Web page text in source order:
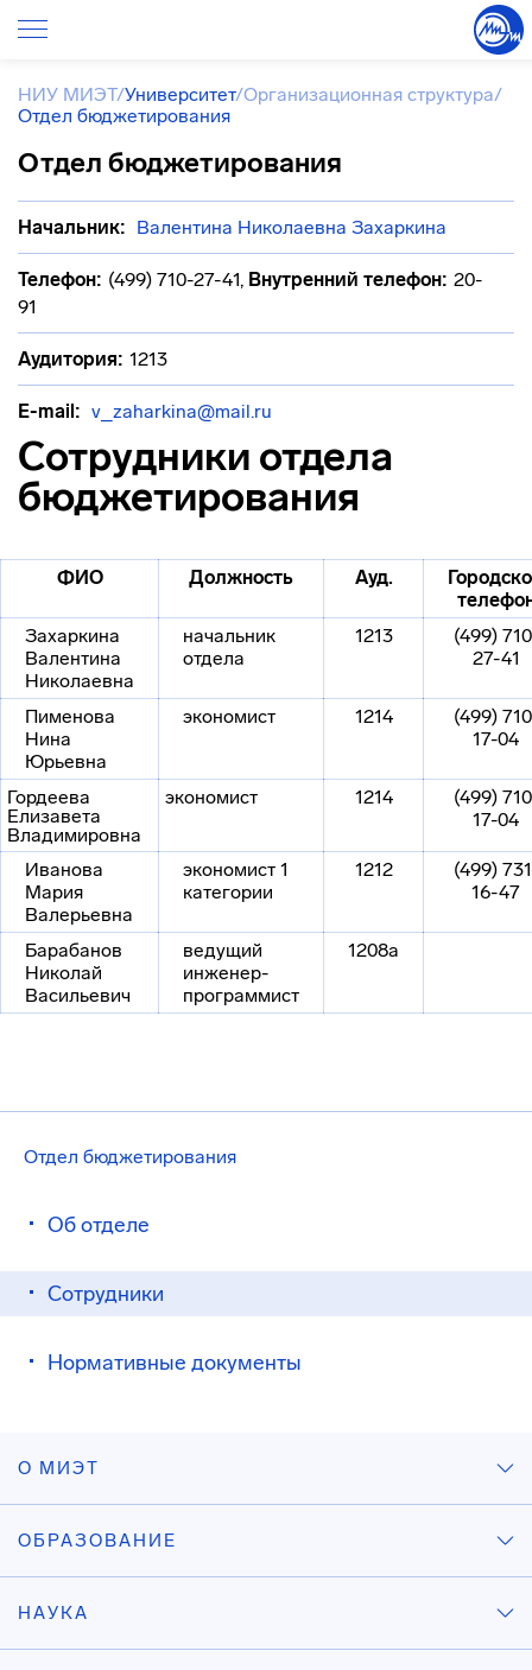
Отдел бюджетирования
Об отделе
Сотрудники
Нормативные документы
НИУ МИЭТ/Университет/Организационная структура/
Отдел бюджетирования
Отдел бюджетирования
Начальник: Валентина Николаевна Захаркина
Телефон: (499) 710-27-41, Внутренний телефон: 20-
91
Аудитория: 1213
E-mail: v_zaharkina@mail.ru
Сотрудники отдела
бюджетирования
ФИО Должность Ауд.
Захаркина
Валентина
Николаевна
начальник
отдела
1213
(499)
27-41
Пименова
Нина
Юрьевна
экономист 1214
(499)
17-04
Гордеева
Елизавета
Владимировна
экономист 1214
(499)
17-04
Иванова
Мария
Валерьевна
экономист 1
категории
1212
(499)
16-47
Барабанов
Николай
Васильевич
ведущий
инженер-
программист
1208а
О МИЭТ
ОБРАЗОВАНИЕ
НАУКА